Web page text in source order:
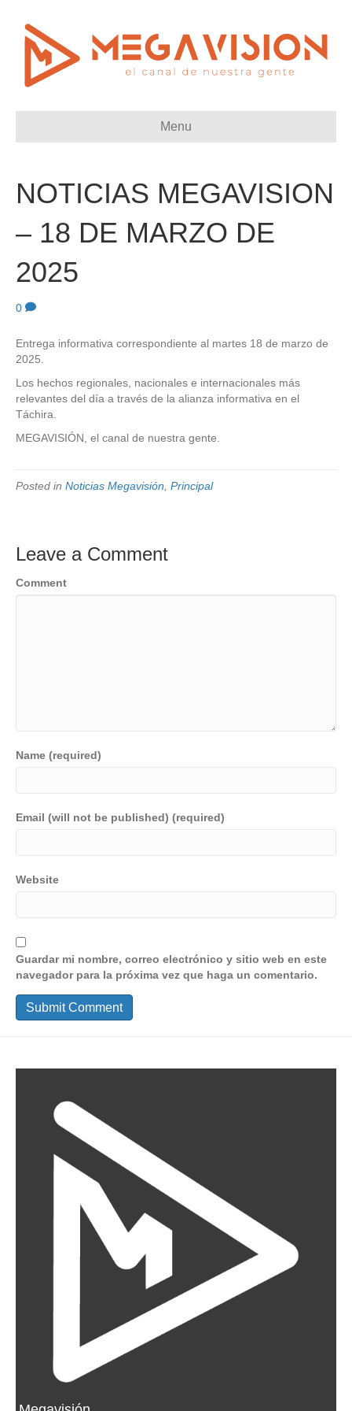
Menu
NOTICIAS MEGAVISION
– 18 DE MARZO DE
2025
0
Entrega informativa correspondiente al martes 18 de marzo de
2025.
Los hechos regionales, nacionales e internacionales más
relevantes del día a través de la alianza informativa en el
Táchira.
MEGAVISIÓN, el canal de nuestra gente.
Posted in Noticias Megavisión Principal
Leave a Comment
Comment
Name (required)
Email (will not be published) (required)
Website
Guardar mi nombre, correo electrónico y sitio web en este
navegador para la próxima vez que haga un comentario.